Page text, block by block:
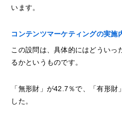
います。
コンテンツマーケティングの実施
この設問は、具体的にはどういっ
るかというものです。
「無形財」が42.7％で、「有形
した。